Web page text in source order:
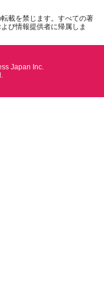
載を禁じます。すべての著
び情報提供者に帰属しま
Japan Inc.